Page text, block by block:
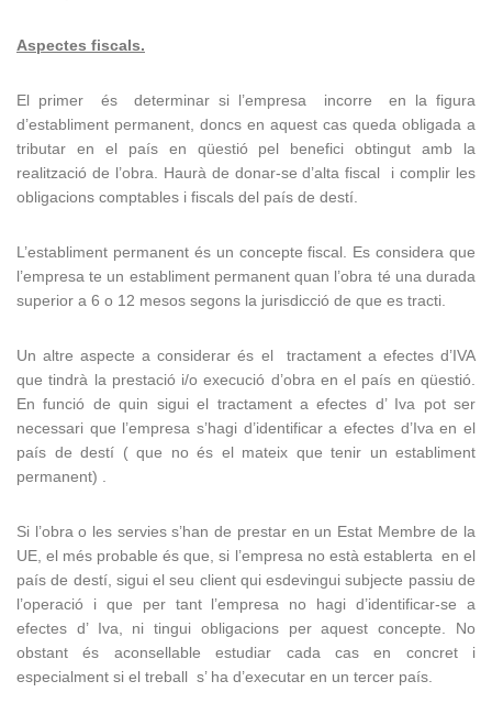
Aspectes fiscals.
El primer és determinar si l’empresa incorre en la figura
d’establiment permanent, doncs en aquest cas queda obligada a
tributar en el país en qüestió pel benefici obtingut amb la
realització de l’obra. Haurà de donar-se d’alta fiscal i complir les
obligacions comptables i fiscals del país de destí.
L’establiment permanent és un concepte fiscal. Es considera que
l’empresa te un establiment permanent quan l’obra té una durada
superior a 6 o 12 mesos segons la jurisdicció de que es tracti.
Un altre aspecte a considerar és el tractament a efectes d’IVA
que tindrà la prestació i/o execució d’obra en el país en qüestió.
En funció de quin sigui el tractament a efectes d’ Iva pot ser
necessari que l’empresa s’hagi d’identificar a efectes d’Iva en el
país de destí ( que no és el mateix que tenir un establiment
permanent) .
Si l’obra o les servies s’han de prestar en un Estat Membre de la
UE, el més probable és que, si l’empresa no està establerta en el
país de destí, sigui el seu client qui esdevingui subjecte passiu de
l’operació i que per tant l’empresa no hagi d’identificar-se a
efectes d’ Iva, ni tingui obligacions per aquest concepte. No
obstant és aconsellable estudiar cada cas en concret i
especialment si el treball s’ ha d’executar en un tercer país.